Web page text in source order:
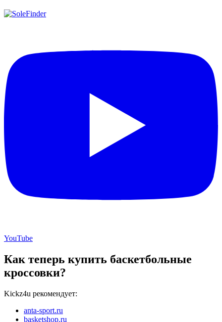
YouTube
Как теперь купить баскетбольные
кроссовки?
Kickz4u рекомендует:
anta-sport.ru
basketshop.ru